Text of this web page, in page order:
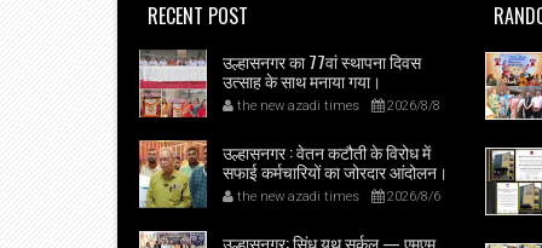
RECENT POST
उल्हासनगर का 77वां स्थापना दिवस
उत्साह के साथ मनाया गया।
the new azadi times 2026/8/8
उल्हासनगर : वेतन कटौती के विरोध में
सफाई कर्मचारियों का जोरदार आंदोलन।
the new azadi times 2026/8/6